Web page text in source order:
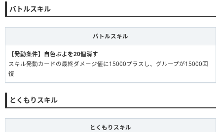
バトルスキル
バトルスキル
【発動条件】自色ぷよを20個消す
スキル発動カードの最終ダメージ値に15000プラスし、グループが15000回
復
とくもりスキル
とくもりスキル